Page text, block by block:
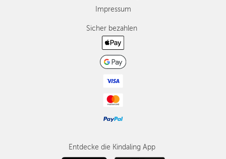
Impressum
Sicher bezahlen
Entdecke die Kindaling App